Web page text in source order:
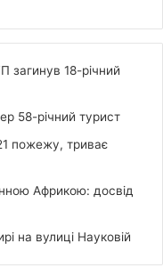
загинув 18-річний
58-річний турист
пожежу, триває
Африкою: досвід
на вулиці Науковій